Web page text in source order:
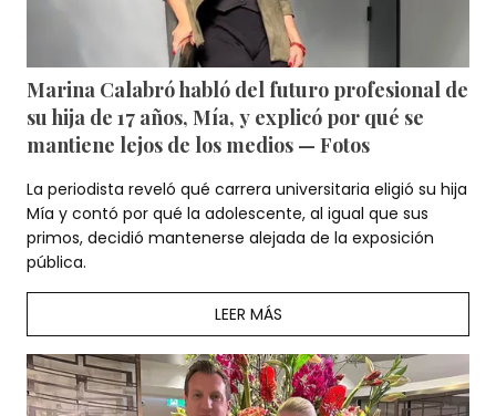
Marina Calabró habló del futuro profesional de
su hija de 17 años, Mía, y explicó por qué se
mantiene lejos de los medios — Fotos
La periodista reveló qué carrera universitaria eligió su hija
Mía y contó por qué la adolescente, al igual que sus
primos, decidió mantenerse alejada de la exposición
pública.
LEER MÁS